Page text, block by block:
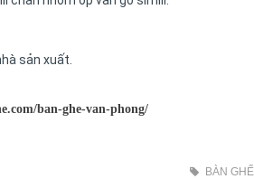
sản xuất.
ban-ghe-van-phong/
BÀN